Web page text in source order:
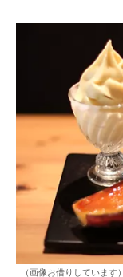
（画像お借りしています）